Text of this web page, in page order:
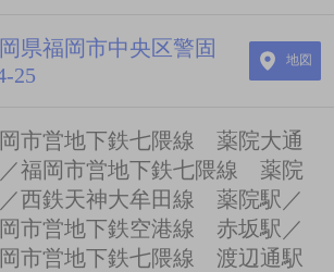
県福岡市中央区警固
25
地図
市営地下鉄七隈線 薬院大通
福岡市営地下鉄七隈線 薬院
西鉄天神大牟田線 薬院駅／
市営地下鉄空港線 赤坂駅／
市営地下鉄七隈線 渡辺通駅